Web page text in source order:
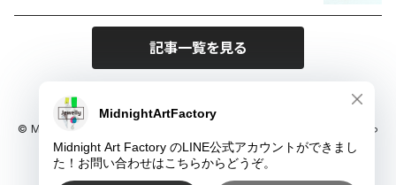
記事一覧を見る
© Midnight Art Factory 1枚でインテリアに馴染むアートと、ちょっと尖っ
たアクセサリーのお店
Powered by